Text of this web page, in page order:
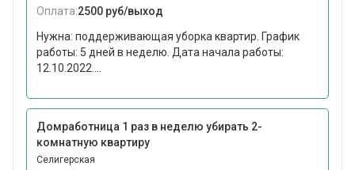
Оплата:2500 руб/выход
Нужна: поддерживающая уборка квартир. График
работы: 5 дней в неделю. Дата начала работы:
12.10.2022....
Домработница 1 раз в неделю убирать 2-
комнатную квартиру
Селигерская